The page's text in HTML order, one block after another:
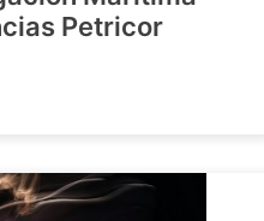
Petricor